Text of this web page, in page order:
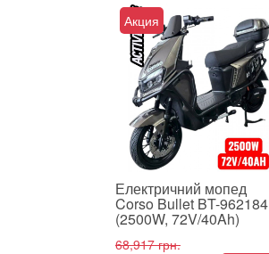
Порівняти
⚡ ЕЛЕКТРИЧНИЙ
ВЕЛОСИПЕД CORSO
BULLET – 2500 Вт
ПОТУЖНОСТІ ТА
РЕКОРДНИЙ ЗАПАС ХОДУ!
⚡ Corso Bullet...
Акция
Електричний мопед
Corso Bullet BT-962184
(2500W, 72V/40Ah)
68,917 грн.